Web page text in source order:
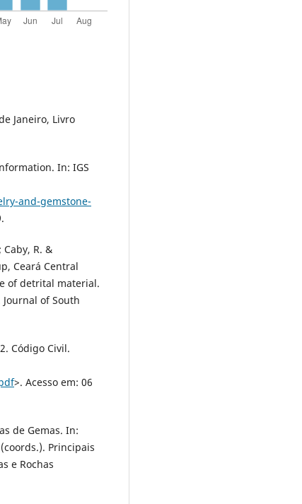
Janeiro, Livro
In: IGS
and-gemstone-
Caby, R. &
Ceará Central
of detrital material.
of South
Código Civil.
>. Acesso em: 06
de Gemas. In:
(coords.). Principais
e Rochas